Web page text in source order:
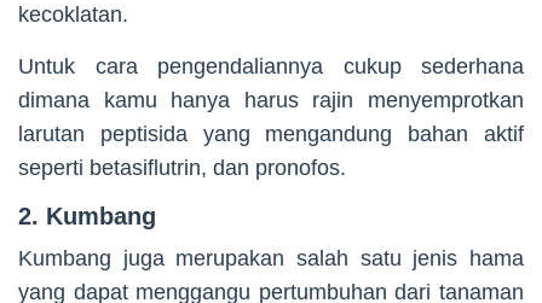
kecoklatan.
Untuk cara pengendaliannya cukup sederhana
dimana kamu hanya harus rajin menyemprotkan
larutan peptisida yang mengandung bahan aktif
seperti betasiflutrin, dan pronofos.
2. Kumbang
Kumbang juga merupakan salah satu jenis hama
yang dapat menggangu pertumbuhan dari tanaman